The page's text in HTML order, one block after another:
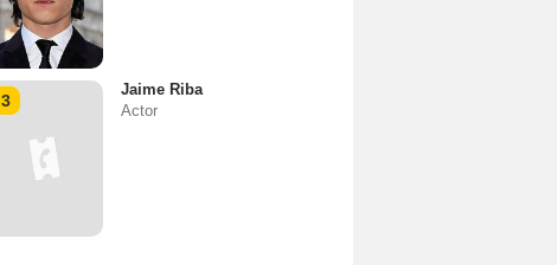
3
Jaime Riba
Actor